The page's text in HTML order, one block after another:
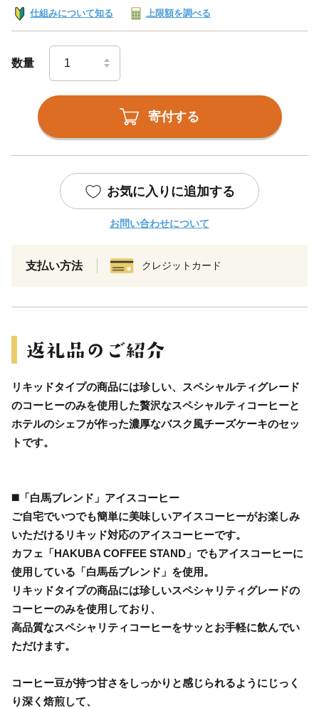
仕組みについて知る 上限額を調べる
数量
寄付する
お気に入りに追加する
お問い合わせについて
支払い方法 クレジットカード
リキッドタイプの商品には珍しい、スペシャルティグレード
のコーヒーのみを使用した贅沢なスペシャルティコーヒーと
ホテルのシェフが作った濃厚なバスク風チーズケーキのセッ
トです。
◼️「白馬ブレンド」アイスコーヒー
ご自宅でいつでも簡単に美味しいアイスコーヒーがお楽しみ
いただけるリキッド対応のアイスコーヒーです。
カフェ「HAKUBA COFFEE STAND」でもアイスコーヒーに
使用している「白馬岳ブレンド」を使用。
リキッドタイプの商品には珍しいスペシャリティグレードの
コーヒーのみを使用しており、
高品質なスペシャリティコーヒーをサッとお手軽に飲んでい
ただけます。
コーヒー豆が持つ甘さをしっかりと感じられるようにじっく
り深く焙煎して、